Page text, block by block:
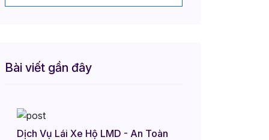
Bài viết gần đây
Dịch Vụ Lái Xe Hộ LMD - An Toàn